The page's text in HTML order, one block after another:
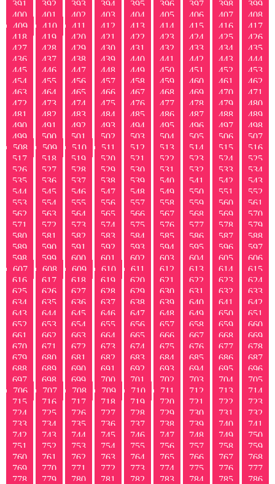
391
392 393 394 395 396 397 398
399
400
401 402 403 404 405 406 407
408
409
410 411 412 413 414 415 416
417
418
419 420 421 422 423 424 425
426
427
428 429 430 431 432 433 434
435
436
437 438 439 440 441 442 443
444
445
446 447 448 449 450 451 452
453
454
455 456 457 458 459 460 461
462
463
464 465 466 467 468 469 470
471
472
473 474 475 476 477 478 479
480
481
482 483 484 485 486 487 488
489
490
491 492 493 494 495 496 497
498
499
500 501 502 503 504 505 506
507
508
509 510 511 512 513 514 515
516
517
518 519 520 521 522 523 524
525
526
527 528 529 530 531 532 533
534
535
536 537 538 539 540 541 542
543
544
545 546 547 548 549 550 551
552
553
554 555 556 557 558 559 560
561
562
563 564 565 566 567 568 569
570
571
572 573 574 575 576 577 578
579
580
581 582 583 584 585 586 587
588
589
590 591 592 593 594 595 596
597
598
599 600 601 602 603 604 605
606
607
608 609 610 611 612 613 614
615
616
617 618 619 620 621 622 623
624
625
626 627 628 629 630 631 632
633
634
635 636 637 638 639 640 641
642
643
644 645 646 647 648 649 650
651
652
653 654 655 656 657 658 659
660
661
662 663 664 665 666 667 668
669
670
671 672 673 674 675 676 677
678
679
680 681 682 683 684 685 686
687
688
689 690 691 692 693 694 695
696
697
698 699 700 701 702 703 704
705
706
707 708 709 710 711 712 713
714
715
716 717 718 719 720 721 722
723
724
725 726 727 728 729 730 731
732
733
734 735 736 737 738 739 740
741
742
743 744 745 746 747 748 749
750
751
752 753 754 755 756 757 758
759
760
761 762 763 764 765 766 767
768
769
770 771 772 773 774 775 776
777
778
779 780 781 782 783 784 785
786